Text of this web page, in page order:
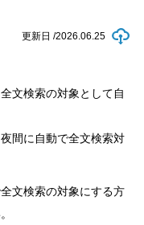
更新日 /2026.06.25
文検索の対象として自
間に自動で全文検索対
文検索の対象にする方